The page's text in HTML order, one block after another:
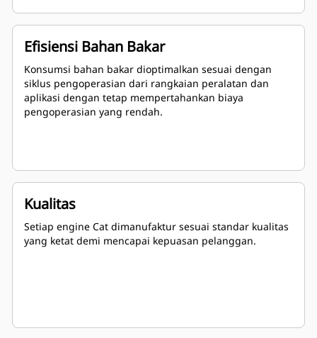
Efisiensi Bahan Bakar
Konsumsi bahan bakar dioptimalkan sesuai dengan
siklus pengoperasian dari rangkaian peralatan dan
aplikasi dengan tetap mempertahankan biaya
pengoperasian yang rendah.
Kualitas
Setiap engine Cat dimanufaktur sesuai standar kualitas
yang ketat demi mencapai kepuasan pelanggan.